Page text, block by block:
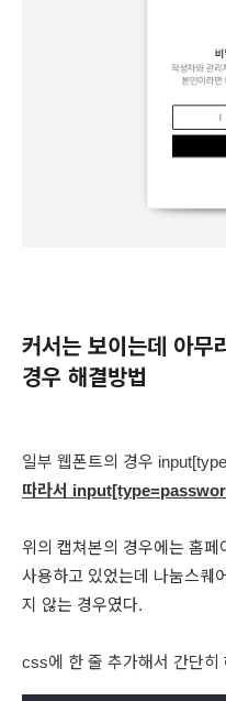
커서는 보이는데 아무
경우 해결방법
일부 웹폰트의 경우
따라서
위의 캡쳐본의 경우에는 홈
사용하고 있었는데 나눔스퀘
지 않는 경우였다.
css에 한 줄 추가해서 간단히